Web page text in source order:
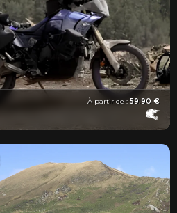
À partir de :59.90 €